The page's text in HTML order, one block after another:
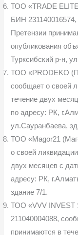
ТОО «TRADE
БИН
Претензии
опубликования
Турксибский р-н,
ТОО «PRODEKO
сообщает о своей
течение двух
по адресу: РК,
ул.Сауранбаева,
ТОО «Magor21
о своей
двух месяцев с
адресу: РК,
здание 7/1.
ТОО «VVV INVEST
211040004088,
принимаются в